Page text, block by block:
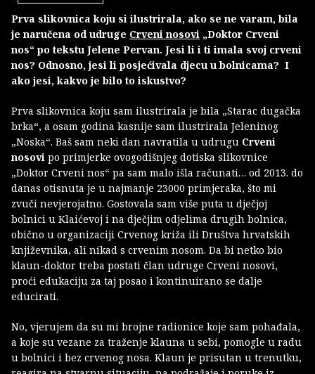
Prva slikovnica koju si ilustrirala, ako se ne varam, bila
je naručena od udruge Crveni nosovi „Doktor Crveni
nos“ po tekstu Jelene Pervan. Jesi li i ti imala svoj crveni
nos? Odnosno, jesi li posjećivala djecu u bolnicama? I
ako jesi, kakvo je bilo to iskustvo?
Prva slikovnica koju sam ilustrirala je bila „Starac dugačka
brka“, a osam godina kasnije sam ilustrirala Jeleninog
„Noska“. Baš sam neki dan navratila u udrugu Crveni
nosovi po primjerke ovogodišnjeg dotiska slikovnice
„Doktor Crveni nos“ pa sam malo išla računati… od 2013. do
danas otisnuta je u najmanje 23000 primjeraka, što mi
zvuči nevjerojatno. Gostovala sam više puta u dječjoj
bolnici u Klaićevoj i na dječjim odjelima drugih bolnica,
obično u organizaciji Crvenog križa ili Društva hrvatskih
književnika, ali nikad s crvenim nosom. Da bi netko bio
klaun-doktor treba postati član udruge Crveni nosovi,
proći edukaciju za taj posao i kontinuirano se dalje
educirati.
No, vjerujem da su mi brojne radionice koje sam pohađala,
a koje su vezane za traženje klauna u sebi, pomogle u radu
u bolnici i bez crvenog nosa. Klaun je prisutan u trenutku,